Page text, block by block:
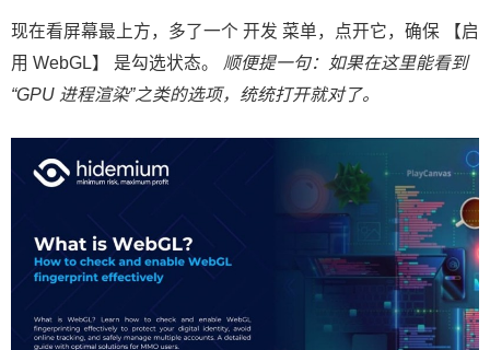
现在看屏幕最上方，多了一个 开发 菜单，点开它，确保 【启
用 WebGL】 是勾选状态。 顺便提一句：如果在这里能看到
“GPU 进程渲染”之类的选项，统统打开就对了。